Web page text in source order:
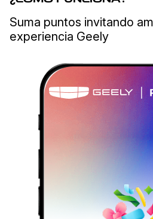
Suma puntos invitando
experiencia Geely